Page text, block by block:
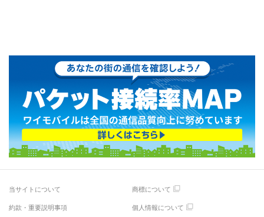
当サイトについて 商標について
約款・重要説明事項 個人情報について